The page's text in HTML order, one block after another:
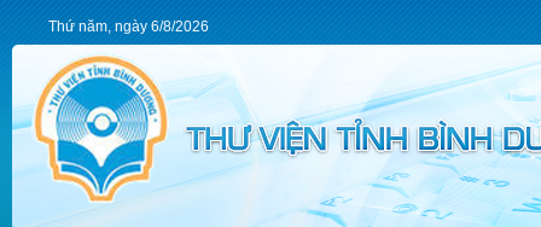
Thứ năm, ngày 6/8/2026